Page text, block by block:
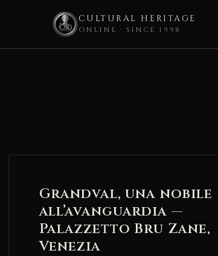
CULTURAL HERITAGE
ONLINE · SINCE 1998
Grandval, una nobile
all’avanguardia —
Palazzetto Bru Zane,
Venezia